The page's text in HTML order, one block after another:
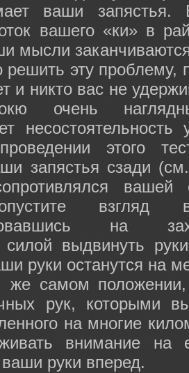
ваши запястья.
вашего «ки» в
мысли
решить эту проблему,
и никто вас не
кокю очень
этого
запястья сзади
вашей
на
силой выдвинуть
руки останутся на
самом положении,
рук, которыми
на многие
внимание на
руки вперед.